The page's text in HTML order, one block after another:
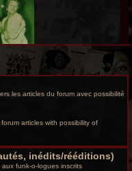
o
o
v
les articles du forum avec possibilité
articles with possibility of
inédits/rééditions)
funk-o-logues inscrits